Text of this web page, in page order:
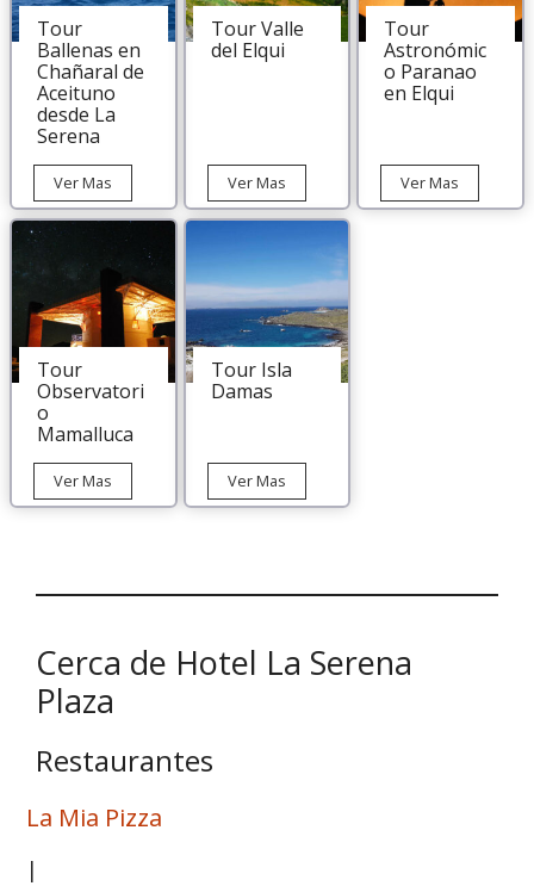
Tour
Ballenas en
Chañaral de
Aceituno
desde La
Serena
Ver Mas
Ballenas
en
Chañaral
de
Aceituno
desde
La
Tour Valle
del Elqui
Ver MasTour
Valle
del
Elqui
Tour
Astronómic
o Paranao
en Elqui
Ver Mas
Tour
Observatori
o
Mamalluca
Ver Mas
Observatorio
Tour Isla
Damas
Ver MasTour
Isla
Cerca de Hotel La Serena
Plaza
Restaurantes
La Mia Pizza
|